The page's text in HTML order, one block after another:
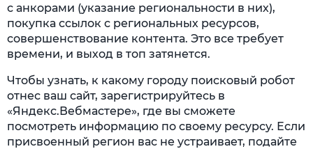
с анкорами (указание региональности в них),
покупка ссылок с региональных ресурсов,
совершенствование контента. Это все требует
времени, и выход в топ затянется.
Чтобы узнать, к какому городу поисковый робот
отнес ваш сайт, зарегистрируйтесь в
«Яндекс.Вебмастере», где вы сможете
посмотреть информацию по своему ресурсу. Если
присвоенный регион вас не устраивает, подайте